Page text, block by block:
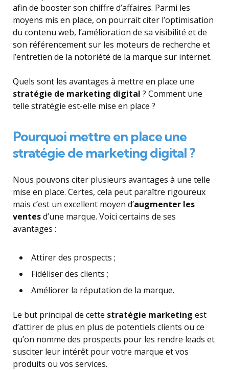
afin de booster son chiffre d’affaires. Parmi les
moyens mis en place, on pourrait citer l’optimisation
du contenu web, l’amélioration de sa visibilité et de
son référencement sur les moteurs de recherche et
l’entretien de la notoriété de la marque sur internet.
Quels sont les avantages à mettre en place une
stratégie de marketing digital ? Comment une
telle stratégie est-elle mise en place ?
Pourquoi mettre en place une
stratégie de marketing digital ?
Nous pouvons citer plusieurs avantages à une telle
mise en place. Certes, cela peut paraître rigoureux
mais c’est un excellent moyen d’augmenter les
ventesd’une marque. Voici certains de ses
avantages :
Attirer des prospects ;
Fidéliser des clients ;
Améliorer la réputation de la marque.
Le but principal de cette stratégie marketing est
d’attirer de plus en plus de potentiels clients ou ce
qu’on nomme des prospects pour les rendre leads et
susciter leur intérêt pour votre marque et vos
produits ou vos services.